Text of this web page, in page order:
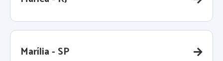
Marília - SP